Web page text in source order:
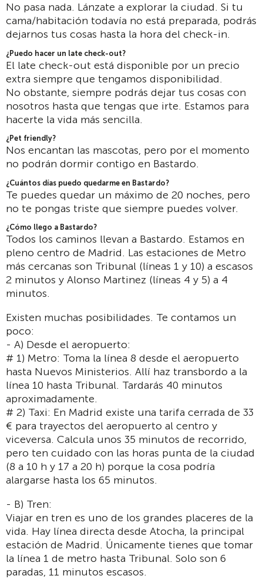
No pasa nada. Lánzate a explorar la ciudad. Si tu
cama/habitación todavía no está preparada, podrás
dejarnos tus cosas hasta la hora del check-in.
¿Puedo hacer un late check-out?
El late check-out está disponible por un precio
extra siempre que tengamos disponibilidad.
No obstante, siempre podrás dejar tus cosas con
nosotros hasta que tengas que irte. Estamos para
hacerte la vida más sencilla.
¿Pet friendly?
Nos encantan las mascotas, pero por el momento
no podrán dormir contigo en Bastardo.
¿Cuántos días puedo quedarme en Bastardo?
Te puedes quedar un máximo de 20 noches, pero
no te pongas triste que siempre puedes volver.
¿Cómo llego a Bastardo?
Todos los caminos llevan a Bastardo. Estamos en
pleno centro de Madrid. Las estaciones de Metro
más cercanas son Tribunal (líneas 1 y 10) a escasos
2 minutos y Alonso Martinez (líneas 4 y 5) a 4
minutos.
Existen muchas posibilidades. Te contamos un
poco:
- A) Desde el aeropuerto:
# 1) Metro: Toma la línea 8 desde el aeropuerto
hasta Nuevos Ministerios. Allí haz transbordo a la
línea 10 hasta Tribunal. Tardarás 40 minutos
aproximadamente.
# 2) Taxi: En Madrid existe una tarifa cerrada de 33
€ para trayectos del aeropuerto al centro y
viceversa. Calcula unos 35 minutos de recorrido,
pero ten cuidado con las horas punta de la ciudad
(8 a 10 h y 17 a 20 h) porque la cosa podría
alargarse hasta los 65 minutos.
- B) Tren:
Viajar en tren es uno de los grandes placeres de la
vida. Hay línea directa desde Atocha, la principal
estación de Madrid. Únicamente tienes que tomar
la línea 1 de metro hasta Tribunal. Solo son 6
paradas, 11 minutos escasos.